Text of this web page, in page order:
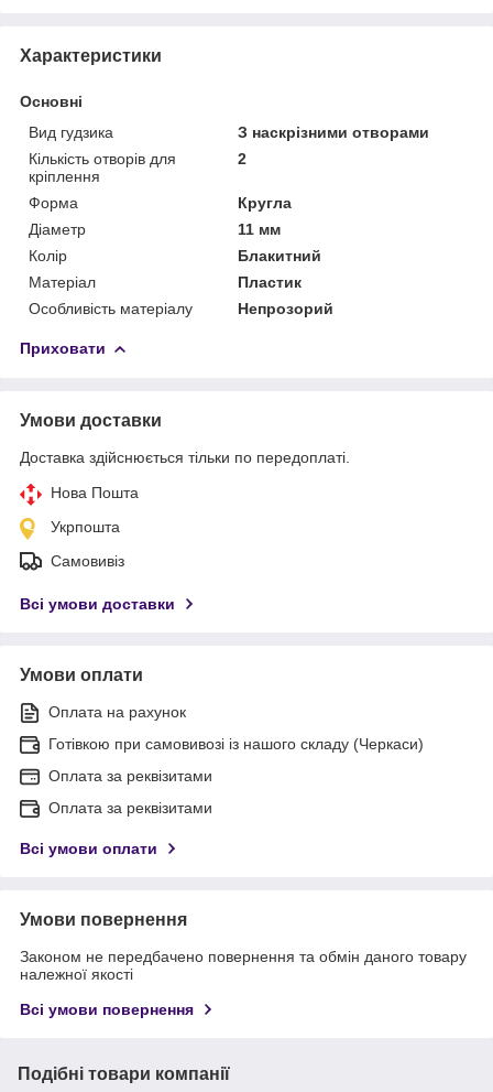
Характеристики
Основні
Вид гудзика
З наскрізними отворами
Кількість отворів для
кріплення
2
Форма
Кругла
Діаметр
11 мм
Колір
Блакитний
Матеріал
Пластик
Особливість матеріалу
Непрозорий
Приховати
Умови доставки
Доставка здійснюється тільки по передоплаті.
Нова Пошта
Укрпошта
Самовивіз
Всі умови доставки
Умови оплати
Оплата на рахунок
Готівкою при самовивозі із нашого складу (Черкаси)
Оплата за реквізитами
Оплата за реквізитами
Всі умови оплати
Умови повернення
Законом не передбачено повернення та обмін даного товару
належної якості
Всі умови повернення
Подібні товари компанії